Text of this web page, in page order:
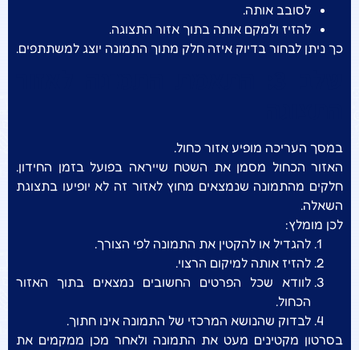
לסובב אותה.
להזיז ולמקם אותה בתוך אזור התצוגה.
כך ניתן לבחור בדיוק איזה חלק מתוך התמונה יוצג למשתתפים.
במסך העריכה מופיע אזור כחול.
האזור הכחול מסמן את השטח שייראה בפועל בזמן החידון.
חלקים מהתמונה שנמצאים מחוץ לאזור זה לא יופיעו בתצוגת
השאלה.
לכן מומלץ:
להגדיל או להקטין את התמונה לפי הצורך.
להזיז אותה למיקום הרצוי.
לוודא שכל הפרטים החשובים נמצאים בתוך האזור
הכחול.
לבדוק שהנושא המרכזי של התמונה אינו חתוך.
בסרטון מקטינים מעט את התמונה ולאחר מכן ממקמים את